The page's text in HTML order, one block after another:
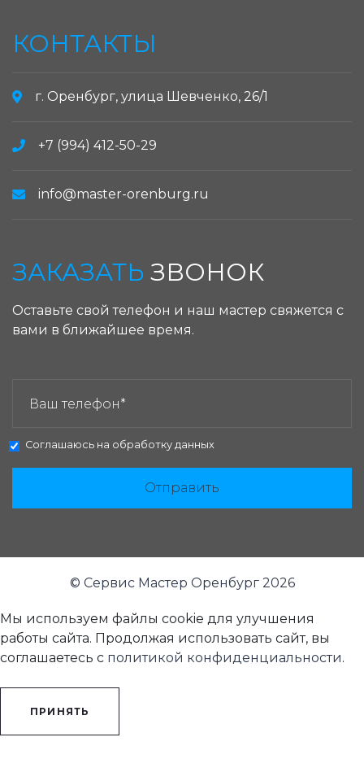
КОНТАКТЫ
г. Оренбург, улица Шевченко, 26/1
+7 (994) 412-50-29
info@master-orenburg.ru
ЗАКАЗАТЬ ЗВОНОК
Оставьте свой телефон и наш мастер свяжется с
вами в ближайшее время.
Соглашаюсь на обработку данных
Отправить
© Сервис Мастер Оренбург 2026
Мы используем файлы cookie для улучшения
работы сайта. Продолжая использовать сайт, вы
соглашаетесь с политикой конфиденциальности.
ПРИНЯТЬ